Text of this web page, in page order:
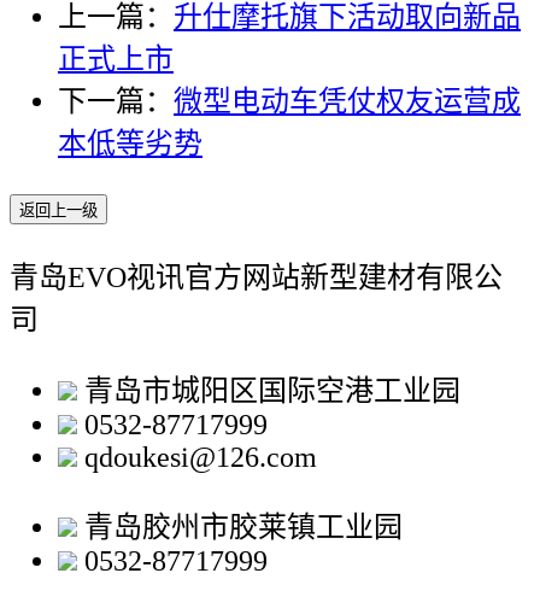
上一篇： 升仕摩托旗下活动取向新品
正式上市
下一篇： 微型电动车凭仗权友运营成
本低等劣势
返回上一级
青岛EVO视讯官方网站新型建材有限公
司
青岛市城阳区国际空港工业园
0532-87717999
qdoukesi@126.com
青岛胶州市胶莱镇工业园
0532-87717999